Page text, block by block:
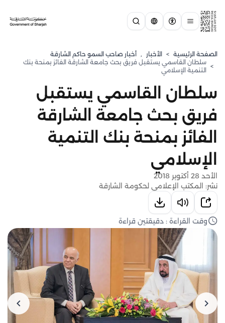
الصفحة الرئيسية > الأخبار , أخبار صاحب السمو حاكم الشارقة
>
سلطان القاسمي يستقبل فريق بحث جامعة الشارقة الفائز بمنحة بنك
التنمية الإسلامي
سلطان القاسمي يستقبل
فريق بحث جامعة الشارقة
الفائز بمنحة بنك التنمية
الإسلامي
الأحد 28 أكتوبر 2018
نشر: المكتب الإعلامي لحكومة الشارقة
وقت القراءة : دقيقتين قراءة